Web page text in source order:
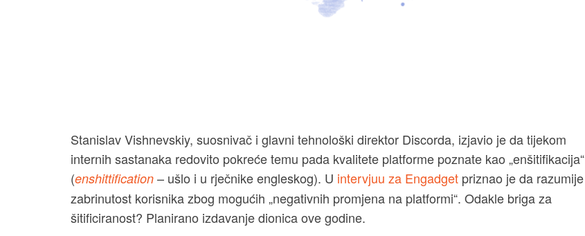
Stanislav Vishnevskiy, suosnivač i glavni tehnološki direktor Discorda, izjavio je da tijekom
internih sastanaka redovito pokreće temu pada kvalitete platforme poznate kao „enšitifikacija“
(enshittification – ušlo i u rječnike engleskog). U intervjuu za Engadget priznao je da razumije
zabrinutost korisnika zbog mogućih „negativnih promjena na platformi“. Odakle briga za
šitificiranost? Planirano izdavanje dionica ove godine.